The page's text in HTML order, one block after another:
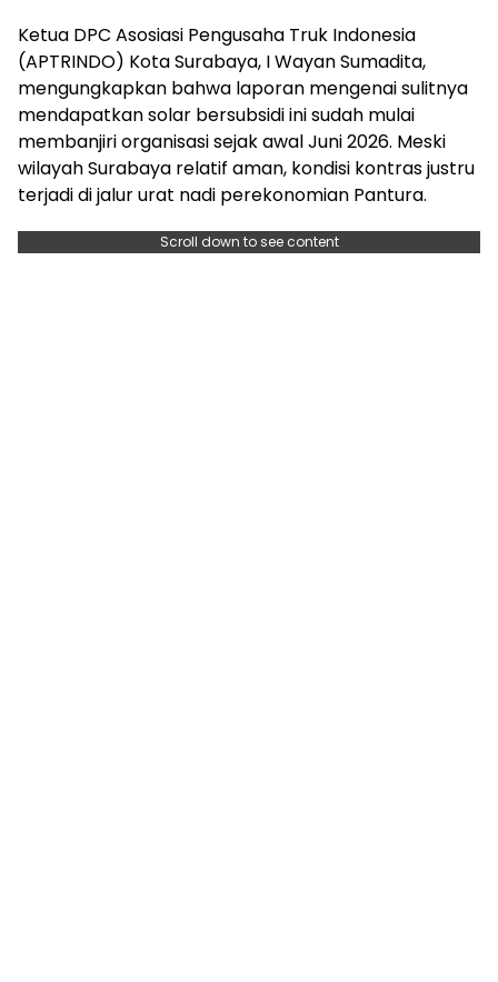
Ketua DPC Asosiasi Pengusaha Truk Indonesia
(APTRINDO) Kota Surabaya, I Wayan Sumadita,
mengungkapkan bahwa laporan mengenai sulitnya
mendapatkan solar bersubsidi ini sudah mulai
membanjiri organisasi sejak awal Juni 2026. Meski
wilayah Surabaya relatif aman, kondisi kontras justru
terjadi di jalur urat nadi perekonomian Pantura.
Scroll down to see content